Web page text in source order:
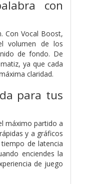
con
Con Vocal Boost,
volumen de los
de fondo. De
ya que cada
claridad.
para tus
máximo partido a
y a gráficos
de latencia
enciendes la
de juego